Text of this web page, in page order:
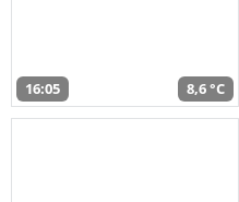
16:05 8,6 °C